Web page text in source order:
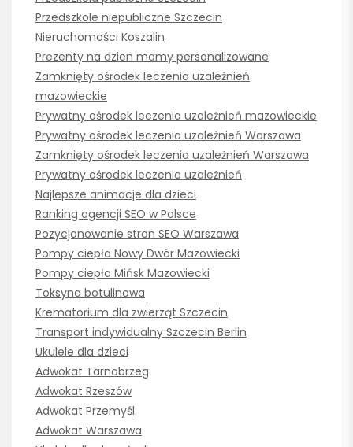
Przedszkole niepubliczne Szczecin
Nieruchomości Koszalin
Prezenty na dzien mamy personalizowane
Zamknięty ośrodek leczenia uzależnień
mazowieckie
Prywatny ośrodek leczenia uzależnień mazowieckie
Prywatny ośrodek leczenia uzależnień Warszawa
Zamknięty ośrodek leczenia uzależnień Warszawa
Prywatny ośrodek leczenia uzależnień
Najlepsze animacje dla dzieci
Ranking agencji SEO w Polsce
Pozycjonowanie stron SEO Warszawa
Pompy ciepła Nowy Dwór Mazowiecki
Pompy ciepła Mińsk Mazowiecki
Toksyna botulinowa
Krematorium dla zwierząt Szczecin
Transport indywidualny Szczecin Berlin
Ukulele dla dzieci
Adwokat Tarnobrzeg
Adwokat Rzeszów
Adwokat Przemyśl
Adwokat Warszawa